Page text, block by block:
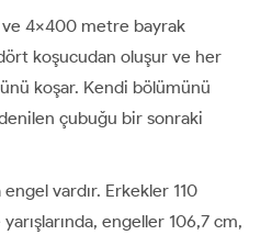
4×400 metre bayrak
dört koşucudan oluşur ve her
koşar. Kendi bölümünü
çubuğu bir sonraki
vardır. Erkekler 110
engeller 106,7 cm,